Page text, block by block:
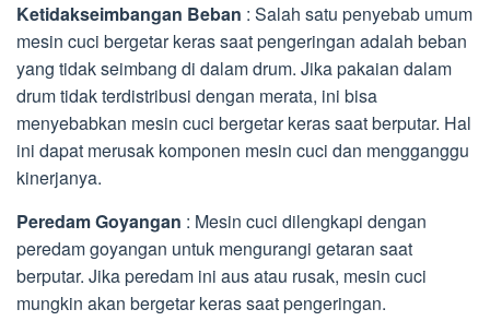
Ketidakseimbangan Beban : Salah satu penyebab umum
mesin cuci bergetar keras saat pengeringan adalah beban
yang tidak seimbang di dalam drum. Jika pakaian dalam
drum tidak terdistribusi dengan merata, ini bisa
menyebabkan mesin cuci bergetar keras saat berputar. Hal
ini dapat merusak komponen mesin cuci dan mengganggu
kinerjanya.
Peredam Goyangan : Mesin cuci dilengkapi dengan
peredam goyangan untuk mengurangi getaran saat
berputar. Jika peredam ini aus atau rusak, mesin cuci
mungkin akan bergetar keras saat pengeringan.